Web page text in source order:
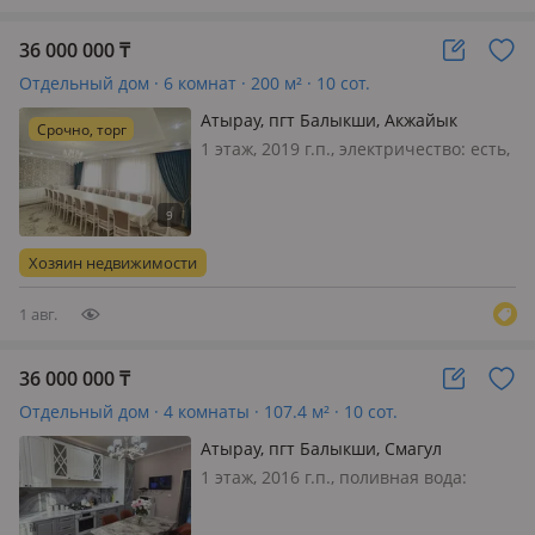
36 000 000₸
Отдельный дом · 6 комнат · 200 м² · 10 сот.
Срочно, торг
Атырау, пгт Балыкши, Акжайык
1 этаж, 2019 г.п., электричество: есть,
кухня. Санузел раздельный. Строился
из качеств…
Хозяин недвижимости
1 авг.
36 000 000₸
Отдельный дом · 4 комнаты · 107.4 м² · 10 сот.
Атырау, пгт Балыкши, Смагул
Садуакасулы
1 этаж, 2016 г.п., поливная вода: